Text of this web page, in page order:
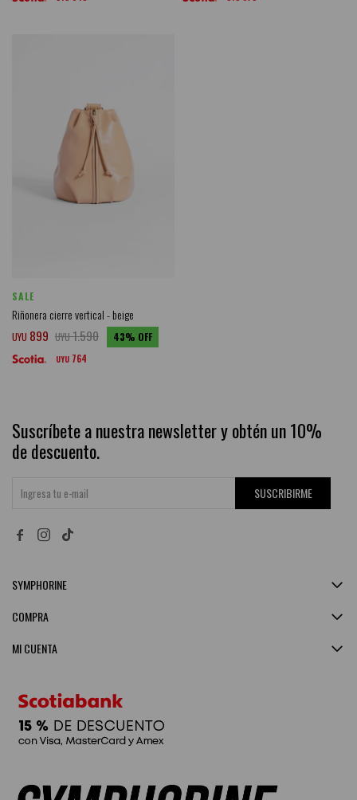
SALE
Riñonera cierre vertical - beige
UYU 899 UYU1.590 43
UYU 764
Suscríbete a nuestra newsletter y obtén un 10%
de descuento.
SUSCRIBIRME
 
SYMPHORINE
MI CUENTA
COMPRA